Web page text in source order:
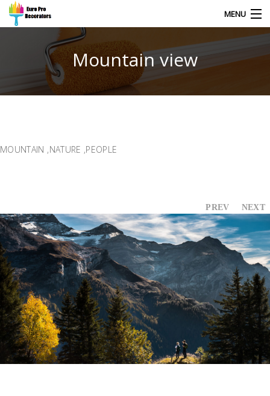
MENU
CONTACT
Mountain view
MOUNTAIN ,NATURE ,PEOPLE
PREV NEXT